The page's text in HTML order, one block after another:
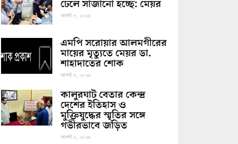
ঢেলে সাজানো হচ্ছে: মেয়র
আগস্ট ৮, ২০২৬
এমপি সরোয়ার আলমগীরের
মায়ের মৃত্যুতে মেয়র ডা.
শাহাদাতের শোক
আগস্ট ৮, ২০২৬
কালুরঘাট বেতার কেন্দ্র
দেশের ইতিহাস ও
মুক্তিযুদ্ধের স্মৃতির সঙ্গে
গভীরভাবে জড়িত
আগস্ট ৮, ২০২৬